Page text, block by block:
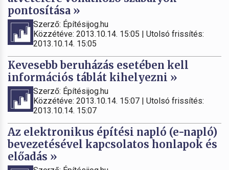
pontosítása »
Szerző: Építésijog.hu
Közzétéve: 2013.10.14. 15:05 | Utolsó frissítés:
2013.10.14. 15:05
Kevesebb beruházás esetében kell
információs táblát kihelyezni »
Szerző: Építésijog.hu
Közzétéve: 2013.10.14. 15:07 | Utolsó frissítés:
2013.10.14. 15:07
Az elektronikus építési napló (e-napló)
bevezetésével kapcsolatos honlapok és
előadás »